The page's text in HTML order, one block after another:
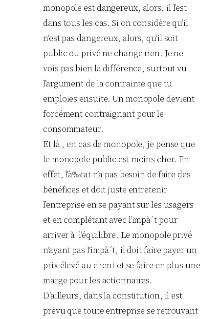
monopole est dangereux, alors, il l’est
dans tous les cas. Si on considère qu’il
n’est pas dangereux, alors, qu’il soit
public ou privé ne change rien. Je ne
vois pas bien la différence, surtout vu
l’argument de la contrainte que tu
emploies ensuite. Un monopole devient
forcément contraignant pour le
consommateur.
Et là , en cas de monopole, je pense que
le monopole public est moins cher. En
effet, l’à‰tat n’a pas besoin de faire des
bénéfices et doit juste entretenir
l’entreprise en se payant sur les usagers
et en complétant avec l’impà´t pour
arriver à l’équilibre. Le monopole privé
n’ayant pas l’impà´t, il doit faire payer un
prix élevé au client et se faire en plus une
marge pour les actionnaires.
D’ailleurs, dans la constitution, il est
prévu que toute entreprise se retrouvant